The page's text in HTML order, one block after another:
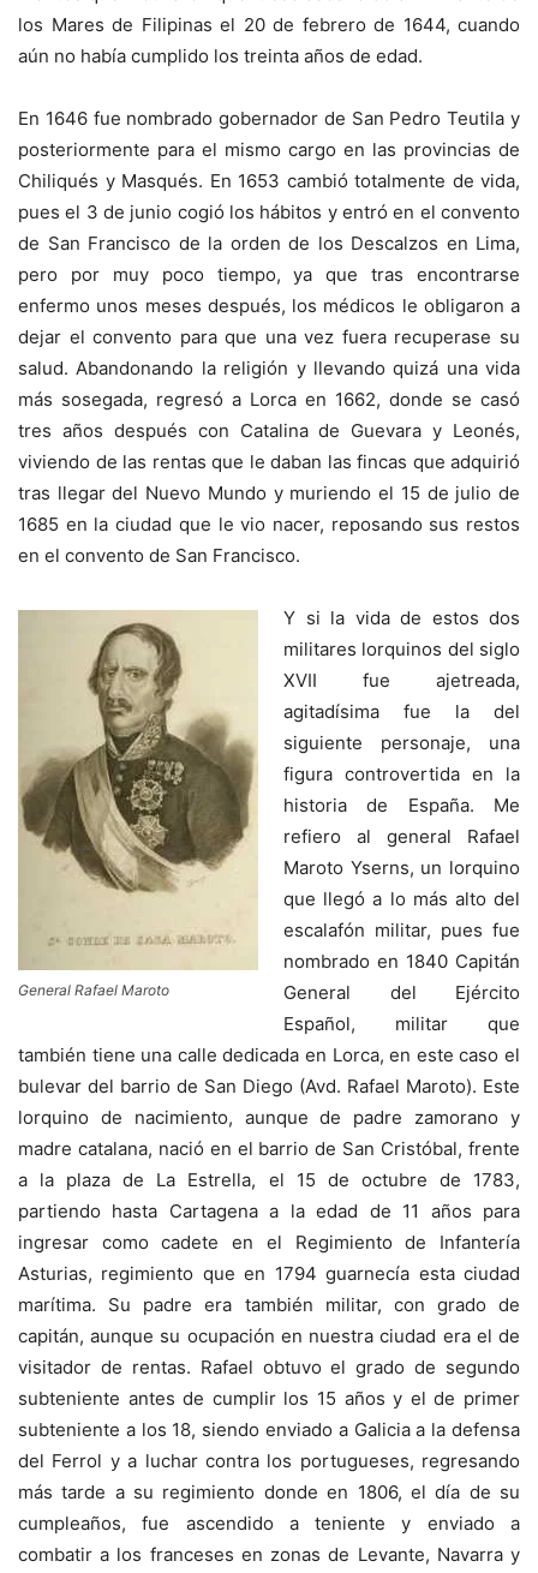
los Mares de Filipinas el 20 de febrero de 1644, cuando
aún no había cumplido los treinta años de edad.
En 1646 fue nombrado gobernador de San Pedro Teutila y
posteriormente para el mismo cargo en las provincias de
Chiliqués y Masqués. En 1653 cambió totalmente de vida,
pues el 3 de junio cogió los hábitos y entró en el convento
de San Francisco de la orden de los Descalzos en Lima,
pero por muy poco tiempo, ya que tras encontrarse
enfermo unos meses después, los médicos le obligaron a
dejar el convento para que una vez fuera recuperase su
salud. Abandonando la religión y llevando quizá una vida
más sosegada, regresó a Lorca en 1662, donde se casó
tres años después con Catalina de Guevara y Leonés,
viviendo de las rentas que le daban las fincas que adquirió
tras llegar del Nuevo Mundo y muriendo el 15 de julio de
1685 en la ciudad que le vio nacer, reposando sus restos
en el convento de San Francisco.
General Rafael Maroto
Y si la vida de estos dos
militares lorquinos del siglo
XVII fue ajetreada,
agitadísima fue la del
siguiente personaje, una
figura controvertida en la
historia de España. Me
refiero al general Rafael
Maroto Yserns, un lorquino
que llegó a lo más alto del
escalafón militar, pues fue
nombrado en 1840 Capitán
General del Ejército
Español, militar que
también tiene una calle dedicada en Lorca, en este caso el
bulevar del barrio de San Diego (Avd. Rafael Maroto). Este
lorquino de nacimiento, aunque de padre zamorano y
madre catalana, nació en el barrio de San Cristóbal, frente
a la plaza de La Estrella, el 15 de octubre de 1783,
partiendo hasta Cartagena a la edad de 11 años para
ingresar como cadete en el Regimiento de Infantería
Asturias, regimiento que en 1794 guarnecía esta ciudad
marítima. Su padre era también militar, con grado de
capitán, aunque su ocupación en nuestra ciudad era el de
visitador de rentas. Rafael obtuvo el grado de segundo
subteniente antes de cumplir los 15 años y el de primer
subteniente a los 18, siendo enviado a Galicia a la defensa
del Ferrol y a luchar contra los portugueses, regresando
más tarde a su regimiento donde en 1806, el día de su
cumpleaños, fue ascendido a teniente y enviado a
combatir a los franceses en zonas de Levante, Navarra y